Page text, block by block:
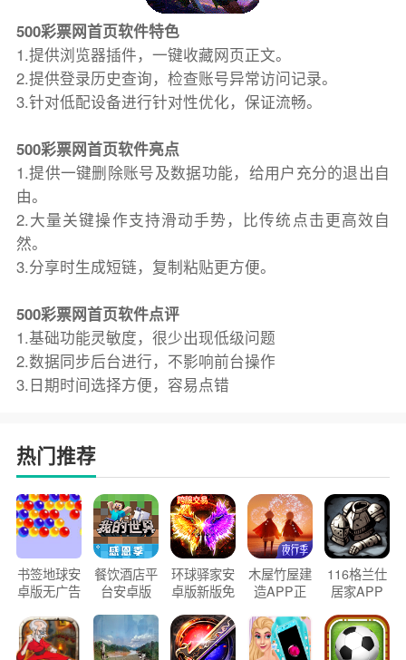
500彩票网首页软件特色
1.提供浏览器插件，一键收藏网页正文。
2.提供登录历史查询，检查账号异常访问记录。
3.针对低配设备进行针对性优化，保证流畅。
500彩票网首页软件亮点
1.提供一键删除账号及数据功能，给用户充分的退出自
由。
2.大量关键操作支持滑动手势，比传统点击更高效自
然。
3.分享时生成短链，复制粘贴更方便。
500彩票网首页软件点评
1.基础功能灵敏度，很少出现低级问题
2.数据同步后台进行，不影响前台操作
3.日期时间选择方便，容易点错
热门推荐
书签地球安
卓版无广告
餐饮酒店平
台安卓版
环球驿家安
卓版新版免
木屋竹屋建
造APP正
116格兰仕
居家APP